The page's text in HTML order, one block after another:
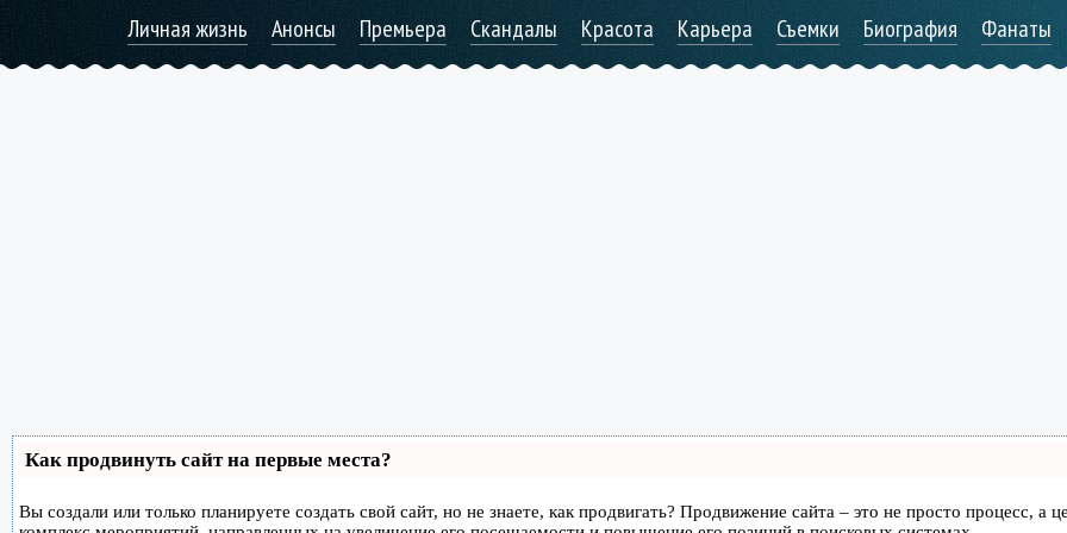
Личная жизнь Анонсы Премьера Скандалы Красота Карьера Съемки Биография Фанаты
Как продвинуть сайт на первые места?
Вы создали или только планируете создать свой сайт, но не знаете, как продвигать? Продвижение сайта – это не просто процесс, а